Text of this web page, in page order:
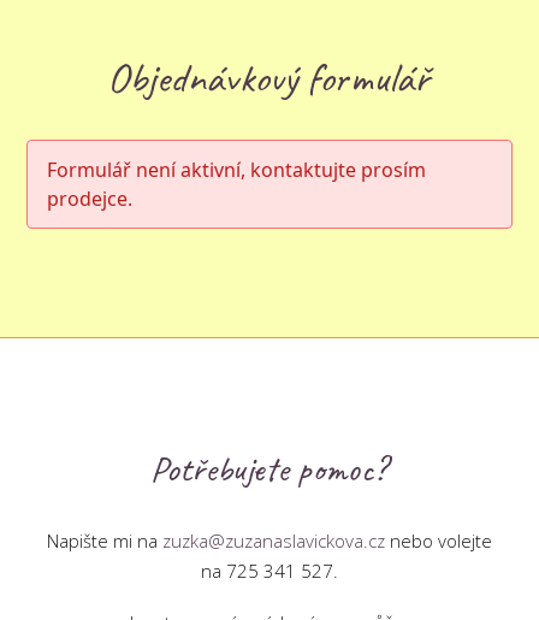
Objednávkový formulář
Formulář není aktivní, kontaktujte prosím
prodejce.
Potřebujete pomoc?
Napište mi na zuzka@zuzanaslavickova.cz nebo volejte
na 725 341 527.